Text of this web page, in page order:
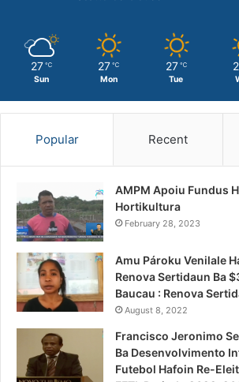
27 ℃
Sun
27 ℃
Mon
27 ℃
Tue
Popular Recent
AMPM Apoiu Fundus
Hortikultura
February 28, 2023
Amu Pároku Venilale
Renova Sertidaun Ba
Baucau : Renova
August 8, 2022
Francisco Jeronimo
Ba Desenvolvimento
Futebol Hafoin Re-